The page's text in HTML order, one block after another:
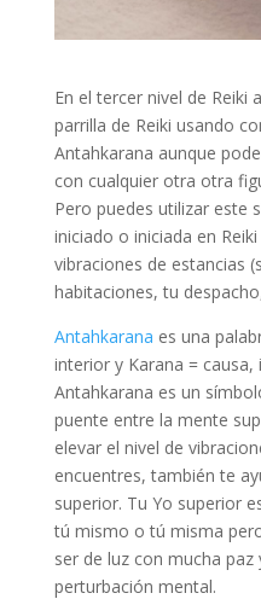
En el tercer nivel de Reiki
parrilla de Reiki usando
Antahkarana aunque
con cualquier otra otra
Pero puedes utilizar este
iniciado o iniciada en
vibraciones de estancias
habitaciones, tu
Antahkarana es una
interior y Karana =
Antahkarana es un
puente entre la mente
elevar el nivel de
encuentres, también te
superior. Tu Yo superior
tú mismo o tú misma
ser de luz con mucha paz
perturbación mental.